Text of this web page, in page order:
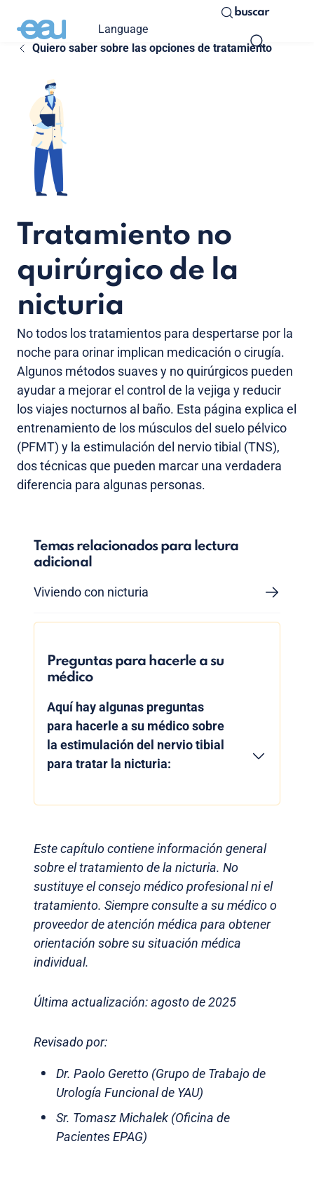
Language
buscar
Quiero saber sobre las opciones de tratamiento
Tratamiento no
quirúrgico de la
nicturia
No todos los tratamientos para despertarse por la
noche para orinar implican medicación o cirugía.
Algunos métodos suaves y no quirúrgicos pueden
ayudar a mejorar el control de la vejiga y reducir
los viajes nocturnos al baño. Esta página explica el
entrenamiento de los músculos del suelo pélvico
(PFMT) y la estimulación del nervio tibial (TNS),
dos técnicas que pueden marcar una verdadera
diferencia para algunas personas.
Temas relacionados para lectura
adicional
Viviendo con nicturia
Preguntas para hacerle a su
médico
Aquí hay algunas preguntas
para hacerle a su médico sobre
la estimulación del nervio tibial
para tratar la nicturia:
Este capítulo contiene información general
sobre el tratamiento de la nicturia. No
sustituye el consejo médico profesional ni el
tratamiento. Siempre consulte a su médico o
proveedor de atención médica para obtener
orientación sobre su situación médica
individual.
Última actualización: agosto de 2025
Revisado por:
Dr. Paolo Geretto (Grupo de Trabajo de
Urología Funcional de YAU)
Sr. Tomasz Michalek (Oficina de
Pacientes EPAG)